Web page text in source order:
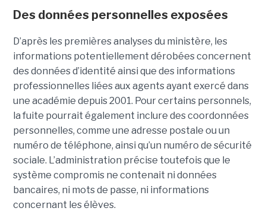
Des données personnelles exposées
D’après les premières analyses du ministère, les
informations potentiellement dérobées concernent
des données d’identité ainsi que des informations
professionnelles liées aux agents ayant exercé dans
une académie depuis 2001. Pour certains personnels,
la fuite pourrait également inclure des coordonnées
personnelles, comme une adresse postale ou un
numéro de téléphone, ainsi qu’un numéro de sécurité
sociale. L’administration précise toutefois que le
système compromis ne contenait ni données
bancaires, ni mots de passe, ni informations
concernant les élèves.